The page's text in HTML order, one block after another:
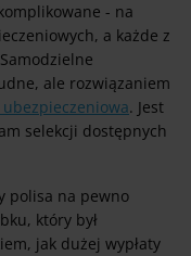
- na
a każde z
ale rozwiązaniem
. Jest
selekcji dostępnych
polisa na pewno
który był
jak dużej wypłaty